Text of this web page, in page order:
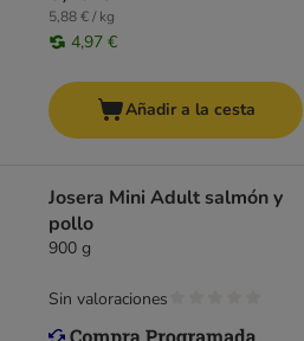
5,88 € / kg
4,97 €
Añadir a la cesta
Josera Mini Adult salmón y
pollo
900 g
Sin valoraciones